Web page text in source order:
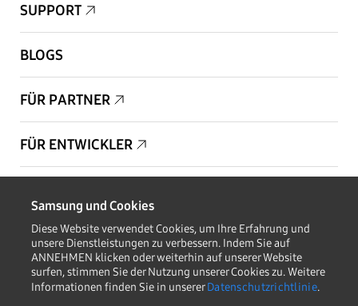
SUPPORT
BLOGS
FÜR PARTNER
FÜR ENTWICKLER
AUF DEM LAUFENDEN BLEIBEN
Samsung und Cookies
Diese Website verwendet Cookies, um Ihre Erfahrung und
unsere Dienstleistungen zu verbessern. Indem Sie auf
ANNEHMEN klicken oder weiterhin auf unserer Website
surfen, stimmen Sie der Nutzung unserer Cookies zu. Weitere
Informationen finden Sie in unsererDatenschutzrichtlinie.